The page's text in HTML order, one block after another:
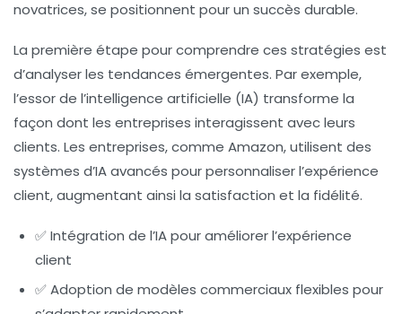
novatrices, se positionnent pour un succès durable.
La première étape pour comprendre ces stratégies est
d’analyser les tendances émergentes. Par exemple,
l’essor de l’intelligence artificielle (IA) transforme la
façon dont les entreprises interagissent avec leurs
clients. Les entreprises, comme Amazon, utilisent des
systèmes d’IA avancés pour personnaliser l’expérience
client, augmentant ainsi la satisfaction et la fidélité.
✅ Intégration de l’IA pour améliorer l’expérience
client
✅ Adoption de modèles commerciaux flexibles pour